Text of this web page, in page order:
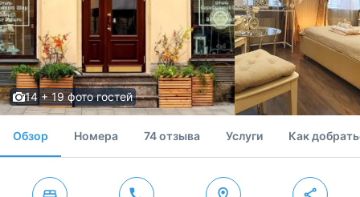
14 + 19 фото гостей
Обзор Номера 74 отзыва Услуги Как